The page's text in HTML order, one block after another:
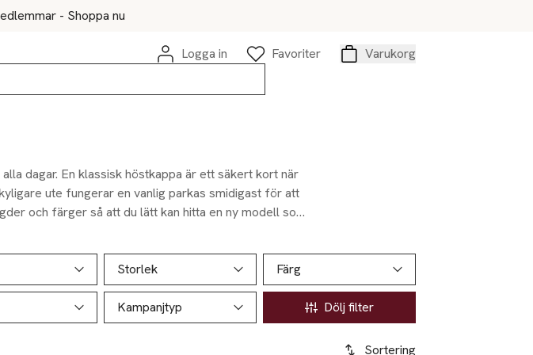
- Shoppa nu
Logga in
Favoriter
Varukorg
dagar. En klassisk höstkappa är ett säkert kort när
ute fungerar en vanlig parkas smidigast för att
och färger så att du lätt kan hitta en ny modell som
Storlek Färg
Kampanjtyp Dölj filter
Sortering